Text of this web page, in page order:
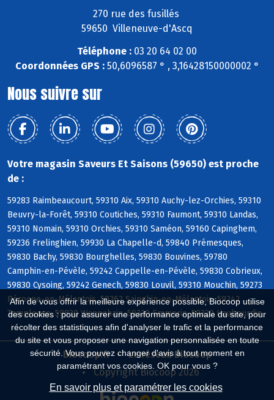
Afin de vous offrir la meilleure expérience possible, Biocoop utilise
des cookies : pour assurer une performance optimale du site, pour
récolter des statistiques afin d'analyser le trafic et la performance
du site et vous proposer une navigation personnalisée en toute
sécurité. Vous pouvez changer d'avis à tout moment en
paramétrant vos cookies. OK pour vous ?
En savoir plus et paramétrer les cookies
270 rue des fusillés
59650 Villeneuve-d'Ascq
Téléphone : 03 20 64 02 00
Coordonnées GPS :50,6096587 ° , 3,16428150000002 °
Nous suivre sur
Votre magasin Saveurs Et Saisons (59650) est proche
de :
59283 Raimbeaucourt, 59310 Aix, 59310 Auchy-lez-Orchies, 59310
Beuvry-la-Forêt, 59310 Coutiches, 59310 Faumont, 59310 Landas,
59310 Nomain, 59310 Orchies, 59310 Saméon, 59160 Capinghem,
59236 Frelinghien, 59930 La Chapelle-d, 59840 Prémesques,
59830 Bachy, 59830 Bourghelles, 59830 Bouvines, 59780
Camphin-en-Pévèle, 59242 Cappelle-en-Pévèle, 59830 Cobrieux,
59830 Cysoing, 59242 Genech, 59830 Louvil, 59310 Mouchin, 59273
Péronne-en-Mélantois, 59262 Sainghin-en-Mélantois, 59242
Templeuve, 59830 Wannehain, 59320 Emmerin, 59320 Haubourdin
Biocoop.fr
Le réseau Biocoop
Copyright Biocoop 2026